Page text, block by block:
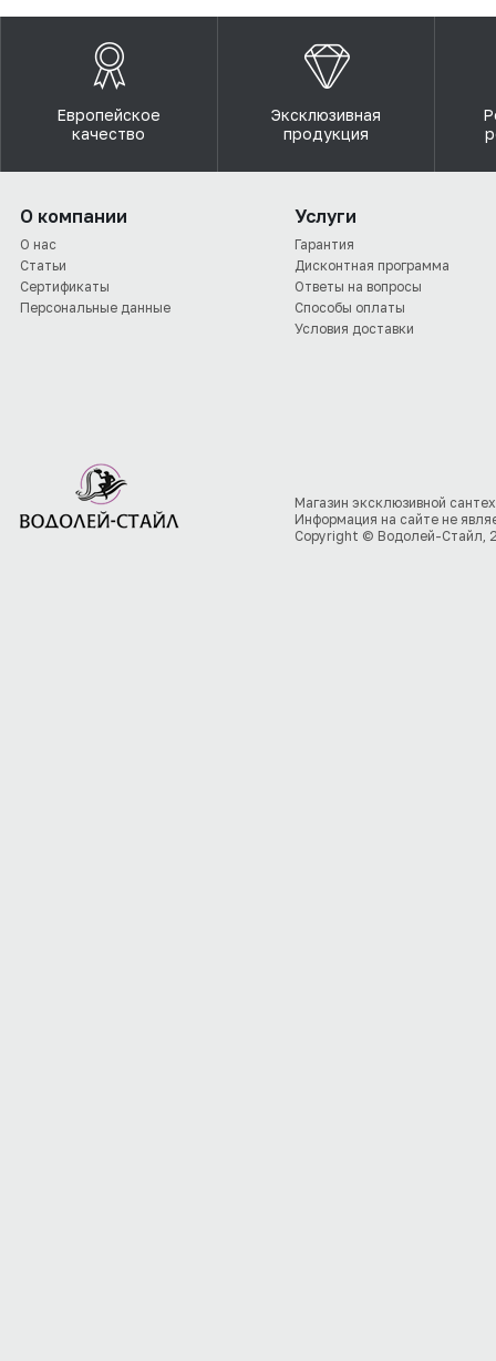
Европейское
качество
Эксклюзивная
продукция
О компании
О нас
Статьи
Сертификаты
Персональные данные
Услуги
Гарантия
Дисконтная программа
Ответы на вопросы
Способы оплаты
Условия доставки
Магазин эксклюзивной
Информация на сайте не
Copyright © Водолей-Стайл,